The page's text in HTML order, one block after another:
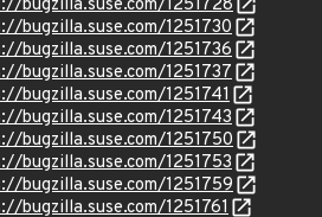
bugzilla.suse.com/1251728
bugzilla.suse.com/1251730
bugzilla.suse.com/1251736
bugzilla.suse.com/1251737
bugzilla.suse.com/1251741
bugzilla.suse.com/1251743
bugzilla.suse.com/1251750
bugzilla.suse.com/1251753
bugzilla.suse.com/1251759
bugzilla.suse.com/1251761